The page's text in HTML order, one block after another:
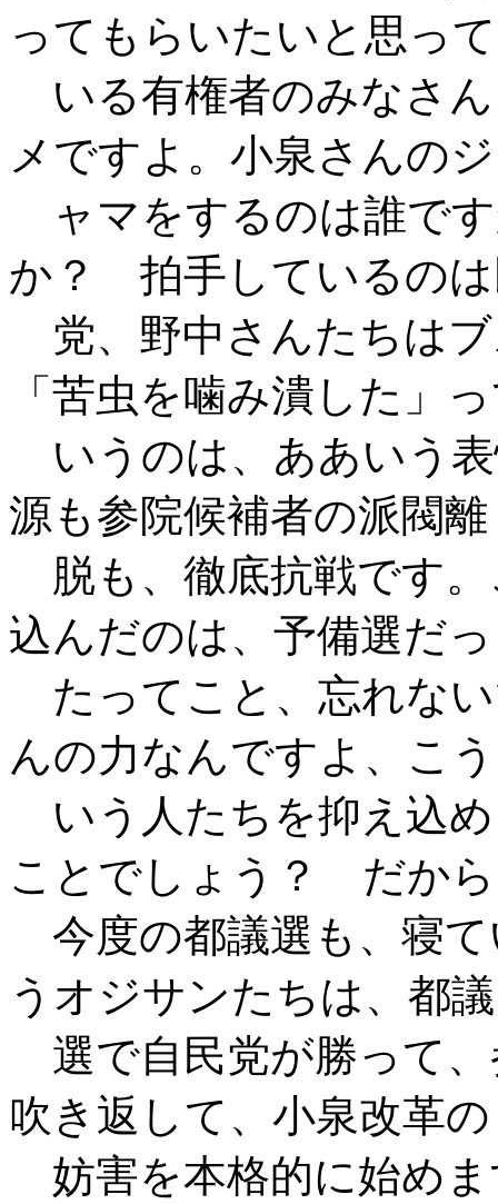
ってもらいたいと思って
いる有権者のみなさ
メですよ。小泉さんのジ
ャマをするのは誰で
か？ 拍手しているの
党、野中さんたちは
「苦虫を噛み潰した」
いうのは、ああいう
源も参院候補者の派閥離
脱も、徹底抗戦です
込んだのは、予備選だっ
たってこと、忘れな
んの力なんですよ、こう
いう人たちを抑え込
ことでしょう？ だから
今度の都議選も、寝
うオジサンたちは、都議
選で自民党が勝って
吹き返して、小泉改革の
妨害を本格的に始め